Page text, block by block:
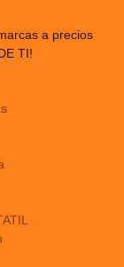
a precios
TI!